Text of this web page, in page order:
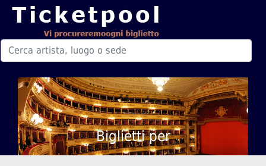
Biglietti per